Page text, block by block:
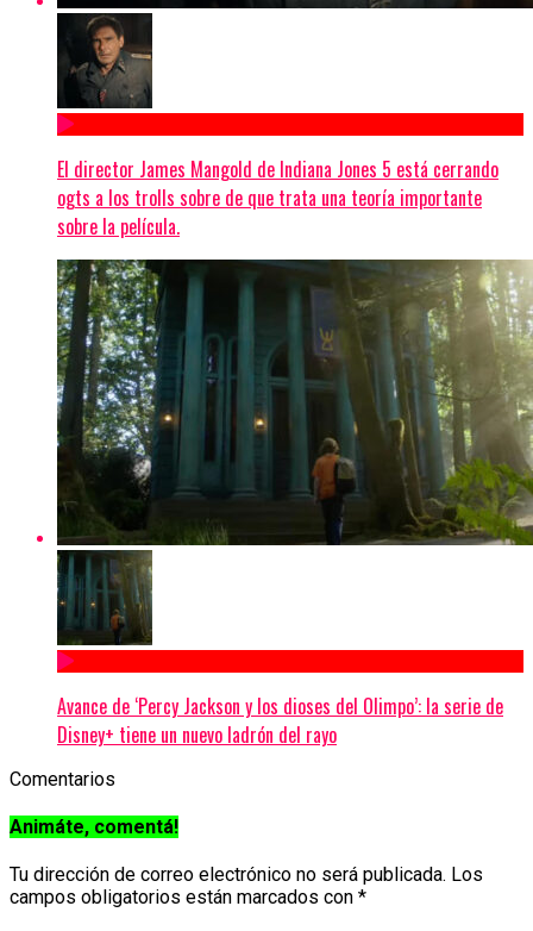
El director James Mangold de Indiana Jones 5 está cerrando
ogts a los trolls sobre de que trata una teoría importante
sobre la película.
Avance de ‘Percy Jackson y los dioses del Olimpo’: la serie de
Disney+ tiene un nuevo ladrón del rayo
Comentarios
Animáte, comentá!
Tu dirección de correo electrónico no será publicada. Los
campos obligatorios están marcados con *